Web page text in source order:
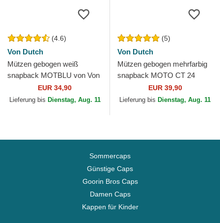
(4.6)
Von Dutch
Mützen gebogen weiß
snapback MOTBLU von Von
EUR 34,90
Lieferung bis Dienstag, Aug. 11
(5)
Von Dutch
Mützen gebogen mehrfarbig
snapback MOTO CT 24
MotoGP der MotoGP von
Von Dutch
EUR 39,90
Lieferung bis Dienstag, Aug. 11
Sommercaps
Günstige Caps
Goorin Bros Caps
Damen Caps
Kappen für Kinder